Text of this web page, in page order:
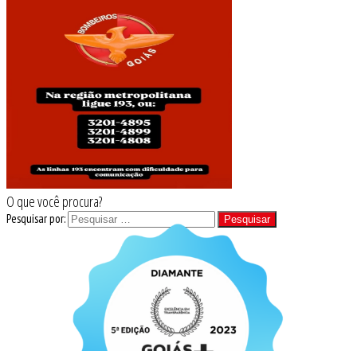
O que você procura?
Pesquisar por: